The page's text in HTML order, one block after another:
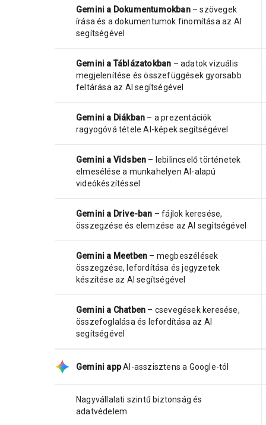
Gemini a Dokumentumokban– szövegek
írása és a dokumentumok finomítása az AI
segítségével
Gemini a Táblázatokban – adatok vizuális
megjelenítése és összefüggések gyorsabb
feltárása az AI segítségével
Gemini a Diákban – a prezentációk
ragyogóvá tétele AI-képek segítségével
Gemini a Vidsben – lebilincselő történetek
elmesélése a munkahelyen AI-alapú
videókészítéssel
Gemini a Drive-ban – fájlok keresése,
összegzése és elemzése az AI segítségével
Gemini a Meetben – megbeszélések
összegzése, lefordítása és jegyzetek
készítése az AI segítségével
Gemini a Chatben – csevegések keresése,
összefoglalása és lefordítása az AI
segítségével
Gemini app AI-asszisztens a Google-tól
Nagyvállalati szintű biztonság és
adatvédelem